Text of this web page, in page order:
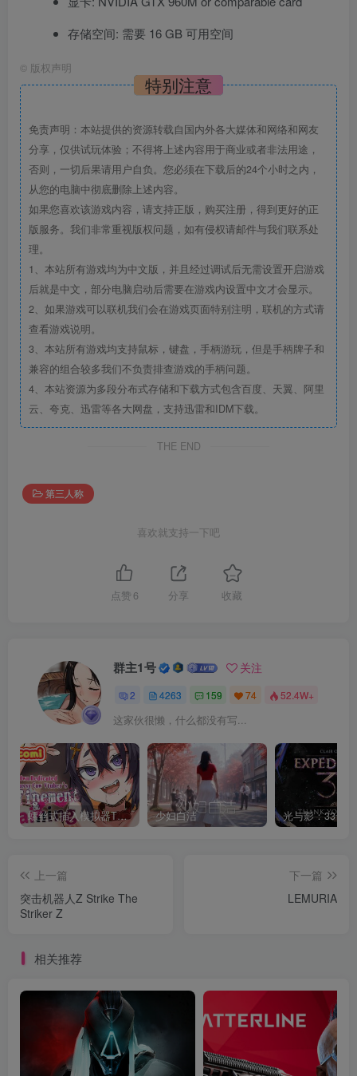
存储空间: 需要 16 GB 可用空间
© 版权声明
特别注意
免责声明：本站提供的资源转载自国内外各大媒体和网络和网友
分享，仅供试玩体验；不得将上述内容用于商业或者非法用途，
否则，一切后果请用户自负。您必须在下载后的24个小时之内，
从您的电脑中彻底删除上述内容。
如果您喜欢该游戏内容，请支持正版，购买注册，得到更好的正
版服务。我们非常重视版权问题，如有侵权请邮件与我们联系处
理。
1、本站所有游戏均为中文版，并且经过调试后无需设置开启游戏
后就是中文，部分电脑启动后需要在游戏内设置中文才会显示。
2、如果游戏可以联机我们会在游戏页面特别注明，联机的方式请
查看游戏说明。
3、本站所有游戏均支持鼠标，键盘，手柄游玩，但是手柄牌子和
兼容的组合较多我们不负责排查游戏的手柄问题。
4、本站资源为多段分布式存储和下载方式包含百度、天翼、阿里
云、夸克、迅雷等各大网盘，支持迅雷和IDM下载。
THE END
第三人称
喜欢就支持一下吧
点赞 6 分享 收藏
群主1号 关注
2 4263 159 74 52.4W+
这家伙很懒，什么都没有写...
螺丝式插入模拟器TMA02 少妇白洁
上一篇
突击机器人Z Strike The
Striker Z
下一篇
LEMURIA
相关推荐